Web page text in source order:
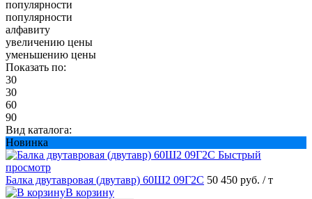
популярности
популярности
алфавиту
увеличению цены
уменьшению цены
Показать по:
30
30
60
90
Вид каталога:
Новинка
Быстрый
просмотр
Балка двутавровая (двутавр) 60Ш2 09Г2С 50 450 руб. / т
В корзину